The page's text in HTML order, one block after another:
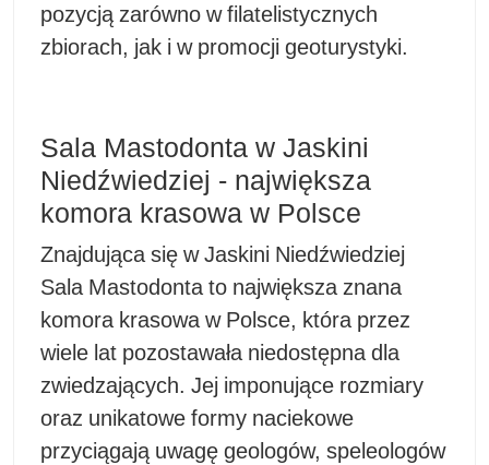
pozycją zarówno w filatelistycznych
zbiorach, jak i w promocji geoturystyki.
Sala Mastodonta w Jaskini
Niedźwiedziej - największa
komora krasowa w Polsce
Znajdująca się w Jaskini Niedźwiedziej
Sala Mastodonta to największa znana
komora krasowa w Polsce, która przez
wiele lat pozostawała niedostępna dla
zwiedzających. Jej imponujące rozmiary
oraz unikatowe formy naciekowe
przyciągają uwagę geologów, speleologów